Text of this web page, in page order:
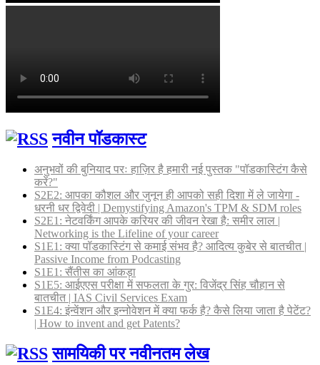
नवीन पॉडकास्ट
अनुभवों की बुनियाद परः हाज़िर है हमारी नई पुस्तक "पॉडकास्टिंग कैसे
करें?"
S2E2: आपका कौशल और जुनून ही आपको सही दिशा में ले जायेगा -
धरनी धर द्विवेदी | Demystifying Amazon's TPM & SDM roles
S2E1: नेटवर्किंग आपके करियर की जीवन रेखा है: समीर लाल |
Networking is the Lifeline of your career
S1E1: क्या पॉडकास्टिंग से कमाई संभव है? आदित्य कुबेर से बातचीत |
Passive Income from Podcasting
S1E1: सैंतीस का आंकड़ा
S1E5: आईएएस परीक्षा में सफलता के गुर: विजेंद्र सिंह चौहान से
बातचीत | IAS Civil Services Exam
S1E4: इंन्वेंशन और इन्नोवेशन में क्या फर्क है? कैसे लिया जाता है पेटेंट?
| How to invent and get Patents?
सामयिकी पर नवीनतम लेख